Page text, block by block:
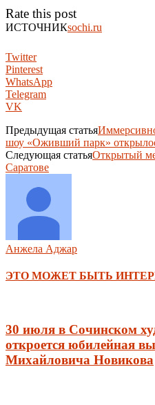
Rate this post
ИСТОЧНИКsochi.ru
Twitter
Pinterest
WhatsApp
Telegram
VK
Предыдущая статья
шоу «Оживший парк»
Следующая статьяОткрытый
Саратове
Анжела Аджар
ЭТО МОЖЕТ БЫТЬ
30 июля в Сочинском
откроется юбилейная
Михайловича Новикова